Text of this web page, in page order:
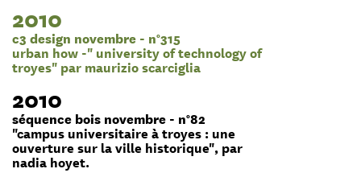
2010
c3 design novembre - n°315
urban how -" university of technology of
troyes" par maurizio scarciglia
2010
séquence bois novembre - n°82
"campus universitaire à troyes : une
ouverture sur la ville historique", par
nadia hoyet.